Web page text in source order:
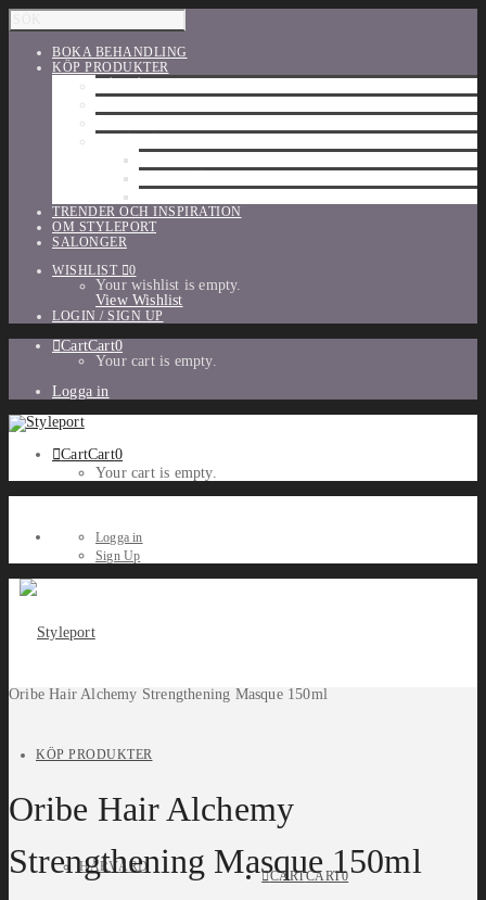
BOKA BEHANDLING
KÖP PRODUKTER
TRENDER OCH INSPIRATION
OM STYLEPORT
SALONGER
WISHLIST
0
Your wishlist is empty.
View Wishlist
LOGIN / SIGN UP
CartCart0
Your cart is empty.
Logga in
CartCart0
Your cart is empty.
Logga in
Sign Up
KÖP PRODUKTER
HÅRVÅRD
CARTCART0
Oribe Hair Alchemy Strengthening Masque 150ml
Oribe Hair Alchemy
Strengthening Masque 150ml